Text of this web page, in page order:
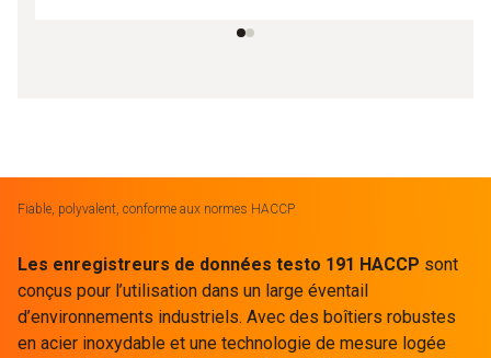
Fiable, polyvalent, conforme aux normes HACCP
Les enregistreurs de données testo 191 HACCP sont
conçus pour l’utilisation dans un large éventail
d’environnements industriels. Avec des boîtiers robustes
en acier inoxydable et une technologie de mesure logée